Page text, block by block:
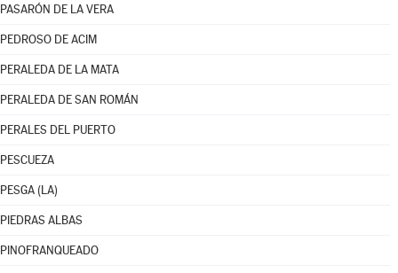
PASARÓN DE LA VERA
PEDROSO DE ACIM
PERALEDA DE LA MATA
PERALEDA DE SAN ROMÁN
PERALES DEL PUERTO
PESCUEZA
PESGA (LA)
PIEDRAS ALBAS
PINOFRANQUEADO